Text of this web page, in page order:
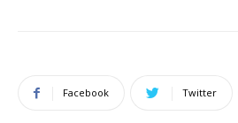
Facebook Twitter